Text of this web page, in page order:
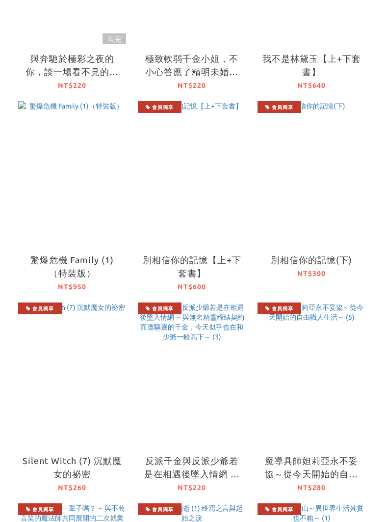
售完
與奔馳於極彩之夜的
你，談一場看不見的戀
愛。
NT$220
極致軟弱千金小姐，不
小心答應了精明未婚夫
的賭局 (1)
NT$220
我不是林黛玉【上+下套
書】
NT$640
驚爆危機 Family (1)
（特裝版）
NT$950
會員獨享
別相信你的記憶【上+下
套書】
NT$600
會員獨享
別相信你的記憶(下)
NT$300
會員獨享
Silent Witch (7) 沉默魔
女的祕密
NT$260
會員獨享
反派千金與反派少爺若
是在相遇後墜入情網 ～
與無名精靈締結契約而
乎也在和少爺一較高下
NT$220
會員獨享
魔導具師妲莉亞永不妥
協～從今天開始的自由
職人生活～ (5)
NT$280
會員獨享 會員獨享 會員獨享